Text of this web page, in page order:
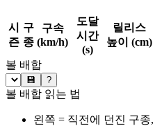
시
즌
구
종
구속
(km/h)
도달
시간
(s)
릴리스
높이 (cm)
볼 배합
💾 ?
볼 배합 읽는 법
왼쪽 = 직전에 던진 구